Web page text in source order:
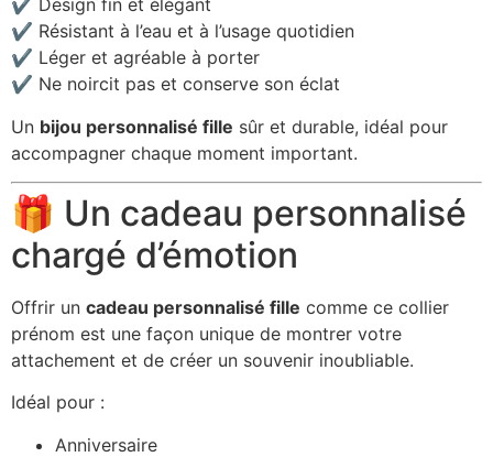
✔️ Design fin et élégant
✔️ Résistant à l’eau et à l’usage quotidien
✔️ Léger et agréable à porter
✔️ Ne noircit pas et conserve son éclat
Un bijou personnalisé fille sûr et durable, idéal pour
accompagner chaque moment important.
🎁 Un cadeau personnalisé
chargé d’émotion
Offrir un cadeau personnalisé fille comme ce collier
prénom est une façon unique de montrer votre
attachement et de créer un souvenir inoubliable.
Idéal pour :
Anniversaire